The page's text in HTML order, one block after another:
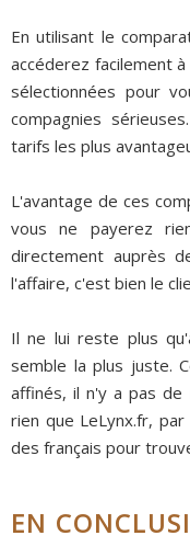
En utilisant le
accéderez facilement
sélectionnées pour
compagnies
tarifs les plus
L'avantage de ces
vous ne payerez
directement auprès
l'affaire, c'est bien le
Il ne lui reste plus
semble la plus juste.
affinés, il n'y a pas de
rien que LeLynx.fr,
des français pour
EN